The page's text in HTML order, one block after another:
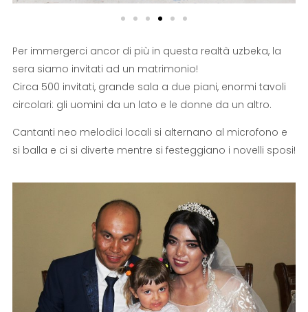
Per immergerci ancor di più in questa realtà uzbeka, la
sera siamo invitati ad un matrimonio!
Circa 500 invitati, grande sala a due piani, enormi tavoli
circolari: gli uomini da un lato e le donne da un altro.
Cantanti neo melodici locali si alternano al microfono e
si balla e ci si diverte mentre si festeggiano i novelli sposi!